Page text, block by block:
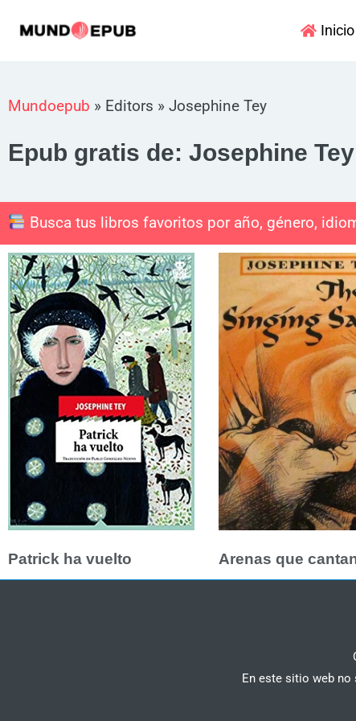
Inicio
Mundoepub » Editors » Josephine Tey
Epub gratis de: Josephine Tey
Busca tus libros favoritos por año, género,
Patrick ha vuelto Arenas que
En este sitio web no